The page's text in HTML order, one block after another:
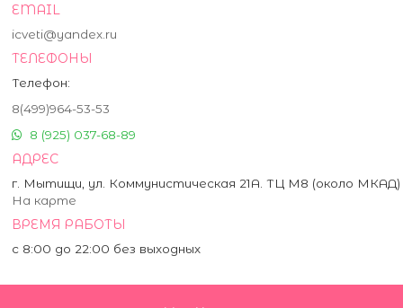
EMAIL
icveti@yandex.ru
ТЕЛЕФОНЫ
Телефон:
8(499)964-53-53
8 (925) 037-68-89
АДРЕС
г. Мытищи, ул. Коммунистическая 21А. ТЦ М8 (около МКАД)
На карте
ВРЕМЯ РАБОТЫ
с 8:00 до 22:00 без выходных